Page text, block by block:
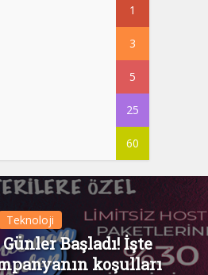
1
3
5
25
60
Teknoloji
Başladı! İşte
koşulları